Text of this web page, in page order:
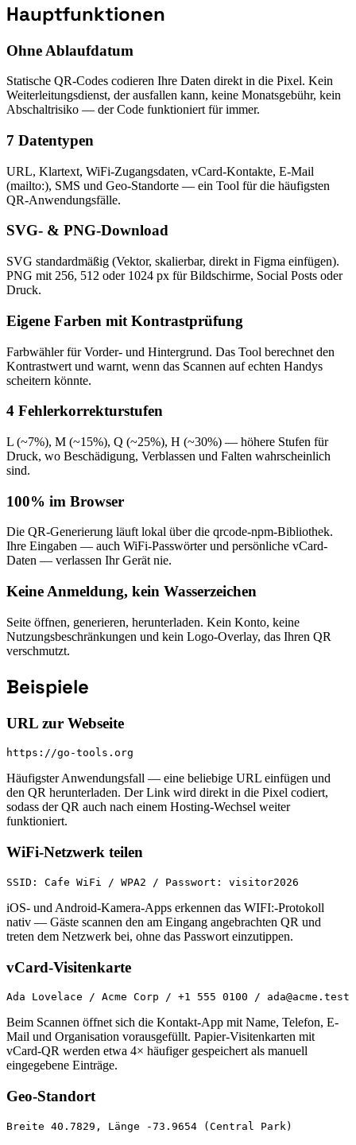
Hauptfunktionen
Ohne Ablaufdatum
Statische QR-Codes codieren Ihre Daten direkt in die Pixel. Kein
Weiterleitungsdienst, der ausfallen kann, keine Monatsgebühr, kein
Abschaltrisiko — der Code funktioniert für immer.
7 Datentypen
URL, Klartext, WiFi-Zugangsdaten, vCard-Kontakte, E-Mail
(mailto:), SMS und Geo-Standorte — ein Tool für die häufigsten
QR-Anwendungsfälle.
SVG- & PNG-Download
SVG standardmäßig (Vektor, skalierbar, direkt in Figma einfügen).
PNG mit 256, 512 oder 1024 px für Bildschirme, Social Posts oder
Druck.
Eigene Farben mit Kontrastprüfung
Farbwähler für Vorder- und Hintergrund. Das Tool berechnet den
Kontrastwert und warnt, wenn das Scannen auf echten Handys
scheitern könnte.
4 Fehlerkorrekturstufen
L (~7%), M (~15%), Q (~25%), H (~30%) — höhere Stufen für
Druck, wo Beschädigung, Verblassen und Falten wahrscheinlich
sind.
100% im Browser
Die QR-Generierung läuft lokal über die qrcode-npm-Bibliothek.
Ihre Eingaben — auch WiFi-Passwörter und persönliche vCard-
Daten — verlassen Ihr Gerät nie.
Keine Anmeldung, kein Wasserzeichen
Seite öffnen, generieren, herunterladen. Kein Konto, keine
Nutzungsbeschränkungen und kein Logo-Overlay, das Ihren QR
verschmutzt.
Beispiele
URL zur Webseite
https://go-tools.org
Häufigster Anwendungsfall — eine beliebige URL einfügen und
den QR herunterladen. Der Link wird direkt in die Pixel codiert,
sodass der QR auch nach einem Hosting-Wechsel weiter
funktioniert.
WiFi-Netzwerk teilen
SSID: Cafe WiFi / WPA2 / Passwort: visitor2026
iOS- und Android-Kamera-Apps erkennen das WIFI:-Protokoll
nativ — Gäste scannen den am Eingang angebrachten QR und
treten dem Netzwerk bei, ohne das Passwort einzutippen.
vCard-Visitenkarte
Ada Lovelace / Acme Corp / +1 555 0100 / ada@acme.test
Beim Scannen öffnet sich die Kontakt-App mit Name, Telefon, E-
Mail und Organisation vorausgefüllt. Papier-Visitenkarten mit
vCard-QR werden etwa 4× häufiger gespeichert als manuell
eingegebene Einträge.
Geo-Standort
Breite 40.7829, Länge -73.9654 (Central Park)